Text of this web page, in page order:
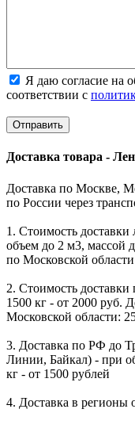
Я даю согласие на
соответствии с
Доставка товара -
Доставка по Москве,
по России через
1. Стоимость
объем до 2 м3, массой
по Московской
2. Стоимость
1500 кг - от 2000 руб.
Московской области:
3. Доставка по РФ до
Линии, Байкал) - при
кг - от 1500 рублей
4. Доставка в регионы